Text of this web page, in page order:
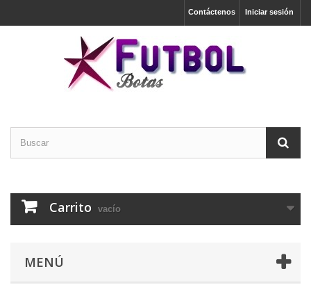
Iniciar sesión
Contáctenos
Carrito vacío
MENÚ